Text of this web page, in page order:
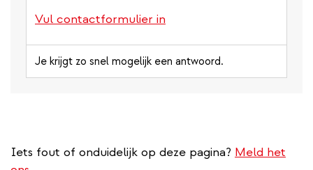
Vul contactformulier in
Je krijgt zo snel mogelijk een antwoord.
Iets fout of onduidelijk op deze pagina? Meld het